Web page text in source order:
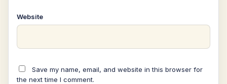
Website
Save my name, email, and website in this browser for
the next time I comment.